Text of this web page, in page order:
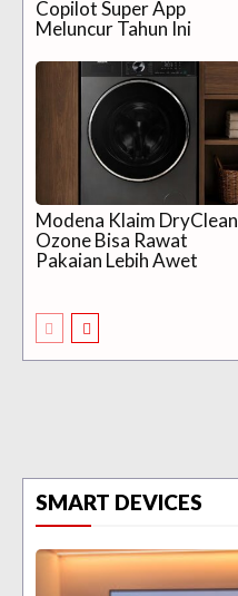
Copilot Super App
Meluncur Tahun Ini
Modena Klaim DryClean
Ozone Bisa Rawat
Pakaian Lebih Awet
SMART DEVICES